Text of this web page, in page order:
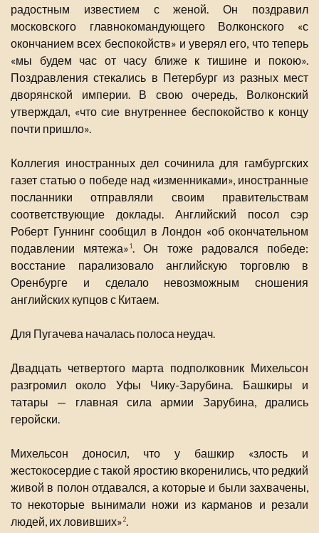
радостным известием с женой. Он поздравил
московского главнокомандующего Волконского «с
окончанием всех беспокойств» и уверял его, что теперь
«мы будем час от часу ближе к тишине и покою».
Поздравления стекались в Петербург из разных мест
дворянской империи. В свою очередь, Волконский
утверждал, «что сие внутреннее беспокойство к концу
почти пришло».
Коллегия иностранных дел сочинила для гамбургских
газет статью о победе над «изменниками», иностранные
посланники отправляли своим правительствам
соответствующие доклады. Английский посол сэр
Роберт Гуннинг сообщил в Лондон «об окончательном
подавлении мятежа»1. Он тоже радовался победе:
восстание парализовало английскую торговлю в
Оренбурге и сделало невозможным сношения
английских купцов с Китаем.
Для Пугачева началась полоса неудач.
Двадцать четвертого марта подполковник Михельсон
разгромил около Уфы Чику-Зарубина. Башкиры и
татары — главная сила армии Зарубина, дрались
геройски.
Михельсон доносил, что у башкир «злость и
жестокосердие с такой яростию вкоренились, что редкий
живой в полон отдавался, а которые и были захвачены,
то некоторые вынимали ножи из карманов и резали
людей, их ловивших»2.